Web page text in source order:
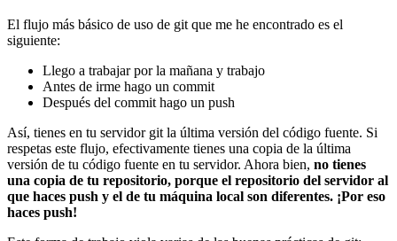
El flujo más básico de uso de git que me he encontrado es el
siguiente:
Llego a trabajar por la mañana y trabajo
Antes de irme hago un commit
Después del commit hago un push
Así, tienes en tu servidor git la última versión del código fuente. Si
respetas este flujo, efectivamente tienes una copia de la última
versión de tu código fuente en tu servidor. Ahora bien, no tienes
una copia de tu repositorio, porque el repositorio del servidor al
que haces push y el de tu máquina local son diferentes. ¡Por eso
haces push!